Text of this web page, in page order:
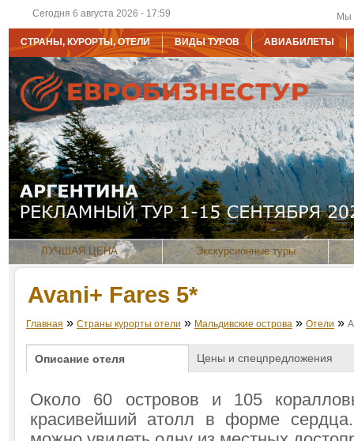
Сегодня 6 августа 2026 - 17:59 Мы
СТРАНЫ, КУРОРТЫ, ОТЕЛИ ВИДЫ ТУРОВ АВИАБИЛЕТЫ
ЛУЧШАЯ ЦЕНА Экскурсионные туры
Avani+ Fares 5*
Главная » Страны курорты отели » Мальдивские острова » Отели »
Описание отеля Цены и спецпредложения
Около 60 островов и 105
красивейший атолл в форме